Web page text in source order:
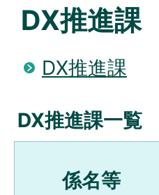
DX推進課
DX推進課
DX推進課一覧
係名等